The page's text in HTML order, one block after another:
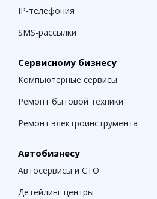
IP-телефония
SMS-рассылки
Сервисному бизнесу
Компьютерные сервисы
Ремонт бытовой техники
Ремонт электроинструмента
Автобизнесу
Автосервисы и СТО
Детейлинг центры